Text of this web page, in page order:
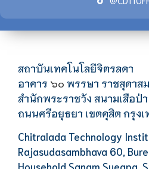
สถาบันเทคโนโลยีจิตรลดา
อาคาร ๖๐ พรรษา ราชสุดาส
สำนักพระราชวัง สนามเสือป่า
ถนนศรีอยุธยา เขตดุสิต กรุงเ
Chitralada Technology
Rajasudasambhava 60,
Household Sanam Sueapa,